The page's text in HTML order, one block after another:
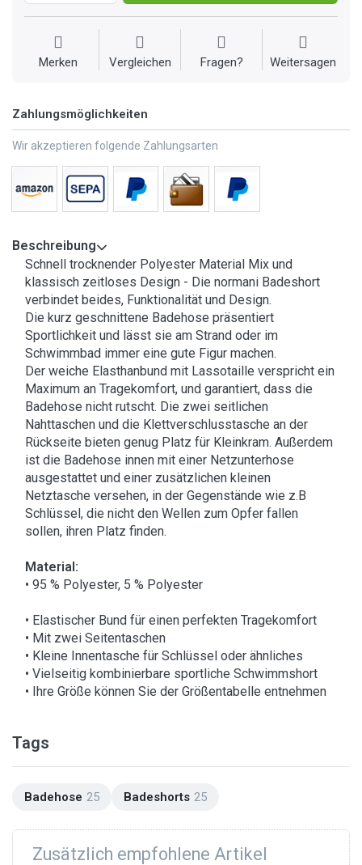
Merken Vergleichen Fragen? Weitersagen
Zahlungsmöglichkeiten
Wir akzeptieren folgende Zahlungsarten
Beschreibung
Schnell trocknender Polyester Material Mix und
klassisch zeitloses Design - Die normani Badeshort
verbindet beides, Funktionalität und Design.
Die kurz geschnittene Badehose präsentiert
Sportlichkeit und lässt sie am Strand oder im
Schwimmbad immer eine gute Figur machen.
Der weiche Elasthanbund mit Lassotaille verspricht ein
Maximum an Tragekomfort, und garantiert, dass die
Badehose nicht rutscht. Die zwei seitlichen
Nahttaschen und die Klettverschlusstasche an der
Rückseite bieten genug Platz für Kleinkram. Außerdem
ist die Badehose innen mit einer Netzunterhose
ausgestattet und einer zusätzlichen kleinen
Netztasche versehen, in der Gegenstände wie z.B
Schlüssel, die nicht den Wellen zum Opfer fallen
sollen, ihren Platz finden.
Material:
• 95 % Polyester, 5 % Polyester
• Elastischer Bund für einen perfekten Tragekomfort
• Mit zwei Seitentaschen
• Kleine Innentasche für Schlüssel oder ähnliches
• Vielseitig kombinierbare sportliche Schwimmshort
• Ihre Größe können Sie der Größentabelle entnehmen
Tags
Badehose 25 Badeshorts 25
Zusätzlich empfohlene Artikel